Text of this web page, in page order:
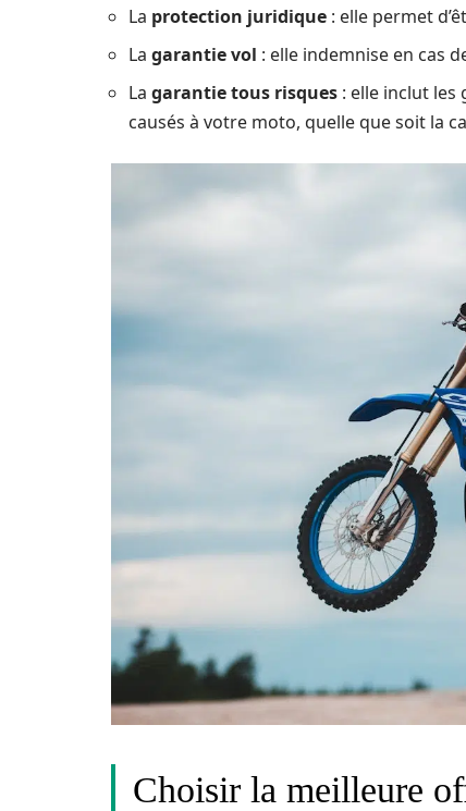
La protection juridique : elle permet
La garantie vol : elle indemnise en cas
La garantie tous risques : elle inclut les
causés à votre moto, quelle que soit la
Choisir la meilleure